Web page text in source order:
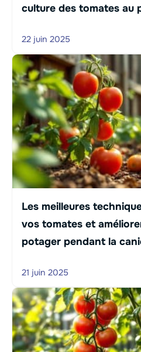
culture des tomates au
22 juin 2025
Les meilleures
vos tomates et
potager pendant la
21 juin 2025